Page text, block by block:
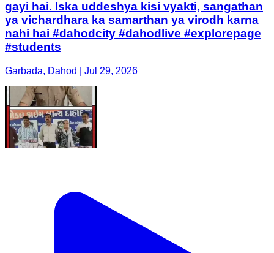
gayi hai. Iska uddeshya kisi vyakti, sangathan
ya vichardhara ka samarthan ya virodh karna
nahi hai #dahodcity #dahodlive #explorepage
#students
Garbada, Dahod | Jul 29, 2026